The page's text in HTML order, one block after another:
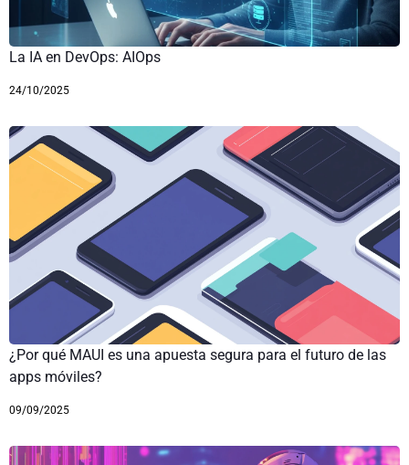
La IA en DevOps: AIOps
24/10/2025
¿Por qué MAUI es una apuesta segura para el futuro de las
apps móviles?
09/09/2025